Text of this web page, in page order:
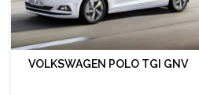
VOLKSWAGEN POLO TGI GNV